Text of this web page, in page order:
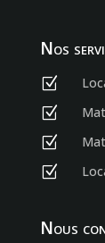
Nos
Z
Z
Z
Z
Nous